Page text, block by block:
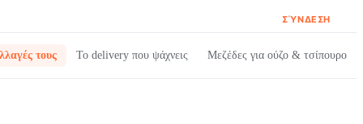
ΣΎΝΔΕΣΗ
τους Το delivery που ψάχνεις Μεζέδες για ούζο & τσίπουρο